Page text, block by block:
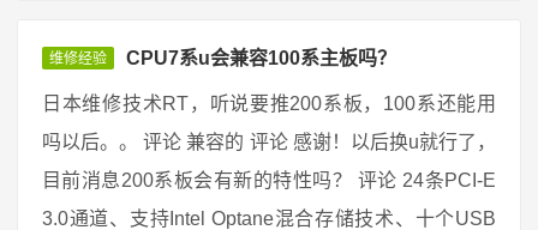
维修经验 CPU7系u会兼容100系主板吗？
日本维修技术RT，听说要推200系板，100系还能用
吗以后。。 评论 兼容的 评论 感谢！以后换u就行了，
目前消息200系板会有新的特性吗？ 评论 24条PCI-E
3.0通道、支持Intel Optane混合存储技术、十个USB